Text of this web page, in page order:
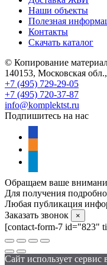
Наши объекты
Полезная
Контакты
Скачать каталог
© Копирование
140153, Московская
+7 (495) 729-29-05
+7 (495) 720-37-87
info@komplektst.ru
Подпишитесь на нас
Обращаем ваше
Для получения
Любая публикация
Заказать звонок
×
[contact-form-7 id="823"
Сайт использует